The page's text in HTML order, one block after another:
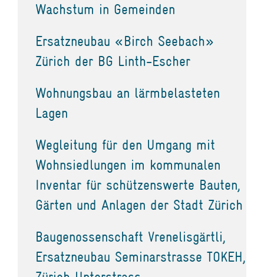
Wachstum in Gemeinden
Ersatzneubau «Birch Seebach»
Zürich der BG Linth-Escher
Wohnungsbau an lärmbelasteten
Lagen
Wegleitung für den Umgang mit
Wohnsiedlungen im kommunalen
Inventar für schützenswerte Bauten,
Gärten und Anlagen der Stadt Zürich
Baugenossenschaft Vrenelisgärtli,
Ersatzneubau Seminarstrasse TOKEH,